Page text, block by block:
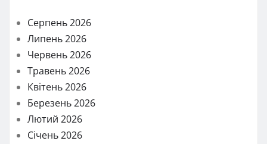
Серпень 2026
Липень 2026
Червень 2026
Травень 2026
Квітень 2026
Березень 2026
Лютий 2026
Січень 2026